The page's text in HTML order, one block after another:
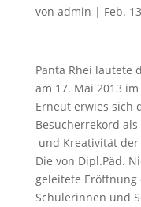
von admin | Feb.
Panta Rhei lautete
am 17. Mai 2013
Erneut erwies sich
Besucherrekord
und Kreativität der
Die von Dipl.Päd.
geleitete Eröffnung
Schülerinnen und